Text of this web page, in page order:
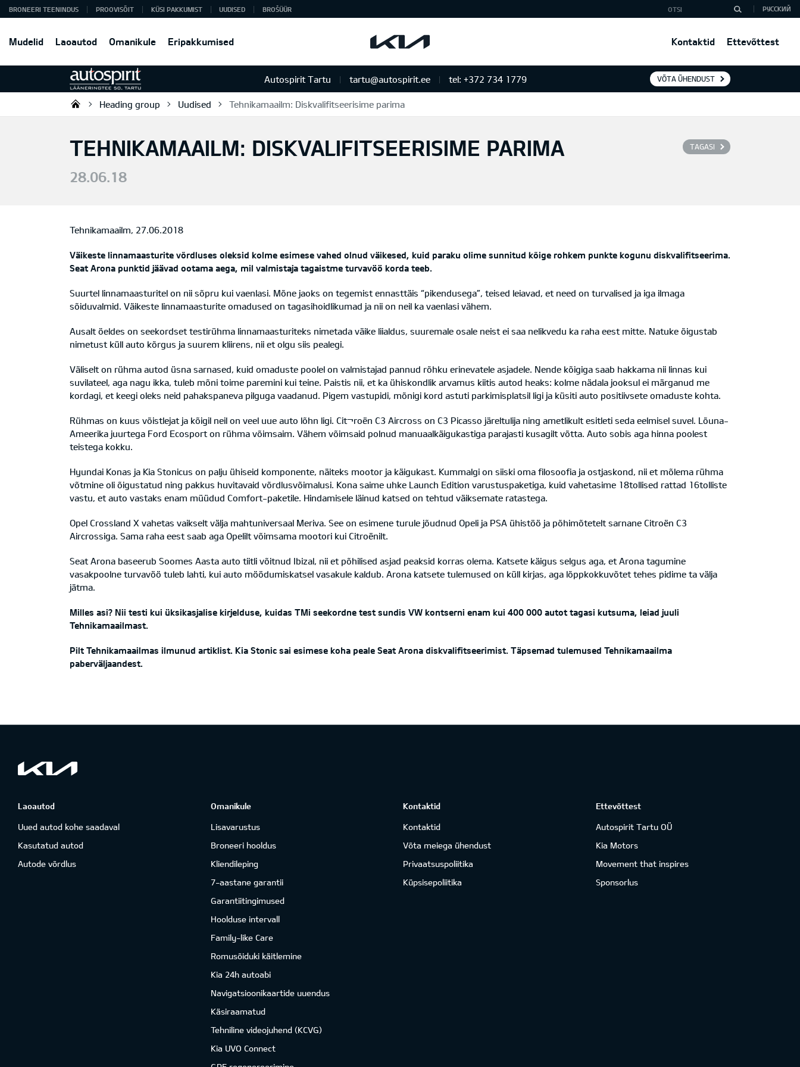
Mudelid Laoautod Omanikule Eripakkumised Kontaktid Ettevõttest
BRONEERI TEENINDUS PROOVISÕIT KÜSI PAKKUMIST UUDISED BROŠÜÜR РУССКИЙ
Autospirit Tartu tartu@autospirit.ee tel: +372 734 1779 VÕTA ÜHENDUST
Autospirit Tartu OÜ
Heading group Uudised Tehnikamaailm: Diskvalifitseerisime parima
TAGASI
TEHNIKAMAAILM: DISKVALIFITSEERISIME PARIMA
28.06.18
Tehnikamaailm, 27.06.2018
Väikeste linnamaasturite võrdluses oleksid kolme esimese vahed olnud väikesed, kuid paraku olime sunnitud kõige rohkem punkte kogunu diskvalifitseerima.
Seat Arona punktid jäävad ootama aega, mil valmistaja tagaistme turvavöö korda teeb.
Suurtel linnamaasturitel on nii sõpru kui vaenlasi. Mõne jaoks on tegemist ennasttäis “pikendusega”, teised leiavad, et need on turvalised ja iga ilmaga
sõiduvalmid. Väikeste linnamaasturite omadused on tagasihoidlikumad ja nii on neil ka vaenlasi vähem.
Ausalt öeldes on seekordset testirühma linnamaasturiteks nimetada väike liialdus, suuremale osale neist ei saa nelikvedu ka raha eest mitte. Natuke õigustab
nimetust küll auto kõrgus ja suurem kliirens, nii et olgu siis pealegi.
Väliselt on rühma autod üsna sarnased, kuid omaduste poolel on valmistajad pannud rõhku erinevatele asjadele. Nende kõigiga saab hakkama nii linnas kui
suvilateel, aga nagu ikka, tuleb mõni toime paremini kui teine. Paistis nii, et ka ühiskondlik arvamus kiitis autod heaks: kolme nädala jooksul ei märganud me
kordagi, et keegi oleks neid pahakspaneva pilguga vaadanud. Pigem vastupidi, mõnigi kord astuti parkimisplatsil ligi ja küsiti auto positiivsete omaduste kohta.
Rühmas on kuus võistlejat ja kõigil neil on veel uue auto lõhn ligi. Cit¬roën C3 Aircross on C3 Picasso järeltulija ning ametlikult esitleti seda eelmisel suvel. Lõuna-
Ameerika juurtega Ford Ecosport on rühma võimsaim. Vähem võimsaid polnud manuaalkäigukastiga parajasti kusagilt võtta. Auto sobis aga hinna poolest
teistega kokku.
Hyundai Konas ja Kia Stonicus on palju ühiseid komponente, näiteks mootor ja käigukast. Kummalgi on siiski oma filosoofia ja ostjaskond, nii et mõlema rühma
võtmine oli õigustatud ning pakkus huvitavaid võrdlusvõimalusi. Kona saime uhke Launch Edition varustuspaketiga, kuid vahetasime 18tollised rattad 16tolliste
vastu, et auto vastaks enam müüdud Comfort-paketile. Hindamisele läinud katsed on tehtud väiksemate ratastega.
Opel Crossland X vahetas vaikselt välja mahtuniversaal Meriva. See on esimene turule jõudnud Opeli ja PSA ühistöö ja põhimõtetelt sarnane Citroën C3
Aircrossiga. Sama raha eest saab aga Opelilt võimsama mootori kui Citroënilt.
Seat Arona baseerub Soomes Aasta auto tiitli võitnud Ibizal, nii et põhilised asjad peaksid korras olema. Katsete käigus selgus aga, et Arona tagumine
vasakpoolne turvavöö tuleb lahti, kui auto möödumiskatsel vasakule kaldub. Arona katsete tulemused on küll kirjas, aga lõppkokkuvõtet tehes pidime ta välja
jätma.
Milles asi? Nii testi kui üksikasjalise kirjelduse, kuidas TMi seekordne test sundis VW kontserni enam kui 400 000 autot tagasi kutsuma, leiad juuli
Tehnikamaailmast.
Pilt Tehnikamaailmas ilmunud artiklist. Kia Stonic sai esimese koha peale Seat Arona diskvalifitseerimist. Täpsemad tulemused Tehnikamaailma
paberväljaandest.
Laoautod
Uued autod kohe saadaval
Kasutatud autod
Autode võrdlus
Omanikule
Lisavarustus
Broneeri hooldus
Kliendileping
7-aastane garantii
Garantiitingimused
Hoolduse intervall
Family-like Care
Romusõiduki käitlemine
Kia 24h autoabi
Navigatsioonikaartide uuendus
Käsiraamatud
Tehniline videojuhend (KCVG)
Kia UVO Connect
Kontaktid
Kontaktid
Võta meiega ühendust
Privaatsuspoliitika
Küpsisepoliitika
Ettevõttest
Autospirit Tartu OÜ
Kia Motors
Movement that inspires
Sponsorlus